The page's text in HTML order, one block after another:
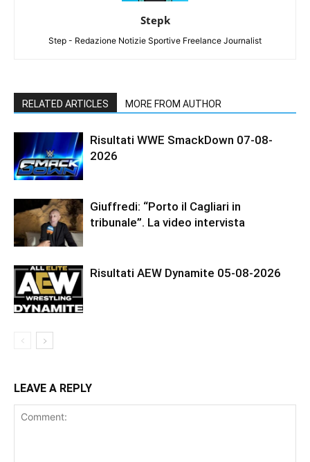
Stepk
Step - Redazione Notizie Sportive Freelance Journalist
RELATED ARTICLES MORE FROM AUTHOR
Risultati WWE SmackDown 07-08-
2026
Giuffredi: “Porto il Cagliari in
tribunale”. La video intervista
Risultati AEW Dynamite 05-08-2026
LEAVE A REPLY